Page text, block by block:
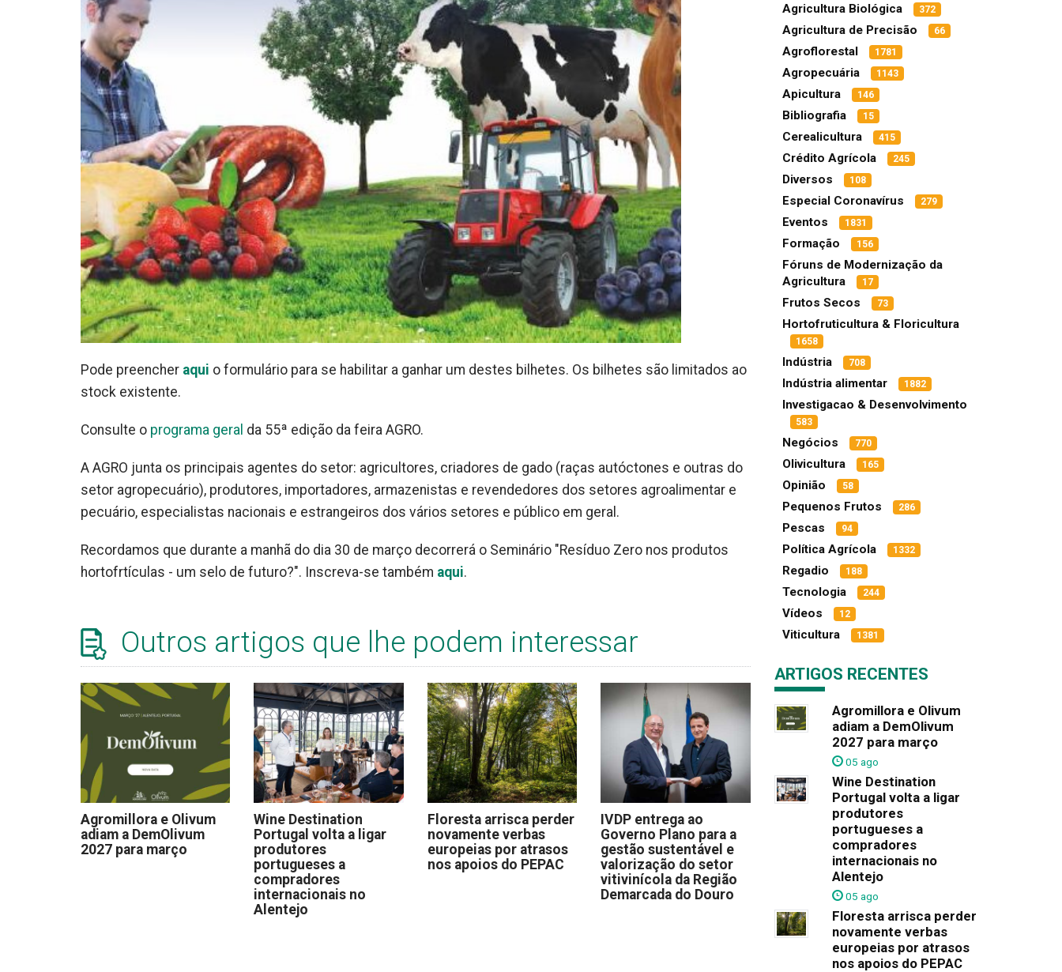
Pode preencher aqui o formulário para se habilitar a ganhar um destes bilhetes. Os bilhetes são limitados ao
stock existente.
Consulte o programa geral da 55ª edição da feira AGRO.
A AGRO junta os principais agentes do setor: agricultores, criadores de gado (raças autóctones e outras do
setor agropecuário), produtores, importadores, armazenistas e revendedores dos setores agroalimentar e
pecuário, especialistas nacionais e estrangeiros dos vários setores e público em geral.
Recordamos que durante a manhã do dia 30 de março decorrerá o Seminário "Resíduo Zero nos produtos
hortofrtículas - um selo de futuro?". Inscreva-se também aqui.
Outros artigos que lhe podem interessar
Agromillora e Olivum
adiam a DemOlivum
2027 para março
Wine Destination
Portugal volta a ligar
produtores
portugueses a
compradores
internacionais no
Alentejo
Floresta arrisca perder
novamente verbas
europeias por atrasos
nos apoios do PEPAC
IVDP entrega ao
Governo Plano para a
gestão sustentável e
valorização do setor
vitivinícola da Região
Demarcada do Douro
Agricultura Biológica 372
Agricultura de Precisão 66
Agroflorestal 1781
Agropecuária 1143
Apicultura 146
Bibliografia 15
Cerealicultura 415
Crédito Agrícola 245
Diversos 108
Especial Coronavírus 279
Eventos 1831
Formação 156
Fóruns de Modernização da
Agricultura
17
Frutos Secos 73
Hortofruticultura & Floricultura
1658
Indústria 708
Indústria alimentar 1882
Investigacao & Desenvolvimento
583
Negócios 770
Olivicultura 165
Opinião 58
Pequenos Frutos 286
Pescas 94
Política Agrícola 1332
Regadio 188
Tecnologia 244
Vídeos 12
Viticultura 1381
ARTIGOS RECENTES
Agromillora e Olivum
adiam a DemOlivum
2027 para março
05 ago
Wine Destination
Portugal volta a ligar
produtores
portugueses a
compradores
internacionais no
Alentejo
05 ago
Floresta arrisca perder
novamente verbas
europeias por atrasos
nos apoios do PEPAC